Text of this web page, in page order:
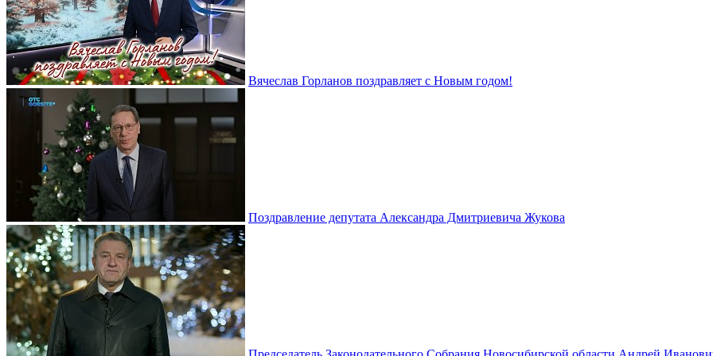
Вячеслав Горланов поздравляет с Новым годом!
Поздравление депутата Александра Дмитриевича Жукова